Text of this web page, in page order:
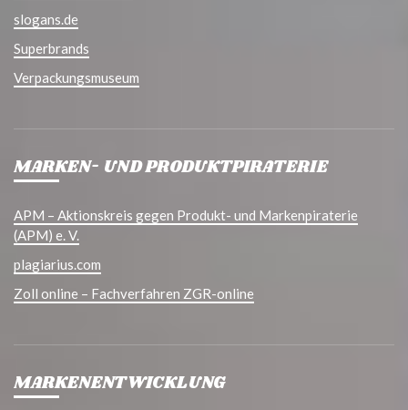
slogans.de
Superbrands
Verpackungsmuseum
MARKEN- UND PRODUKTPIRATERIE
APM – Aktionskreis gegen Produkt- und Markenpiraterie
(APM) e. V.
plagiarius.com
Zoll online – Fachverfahren ZGR-online
MARKENENTWICKLUNG